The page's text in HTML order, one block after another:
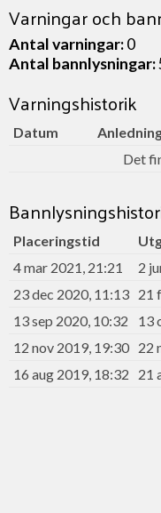
Varningar och
Antal varningar:0
Antal bannlysningar:
Varningshistorik
Datum
Det
Placeringstid
4 mar 2021, 21:21
2
23 dec 2020, 11:13 21
13 sep 2020, 10:32
13
12 nov 2019, 19:30 22
16 aug 2019, 18:32
21